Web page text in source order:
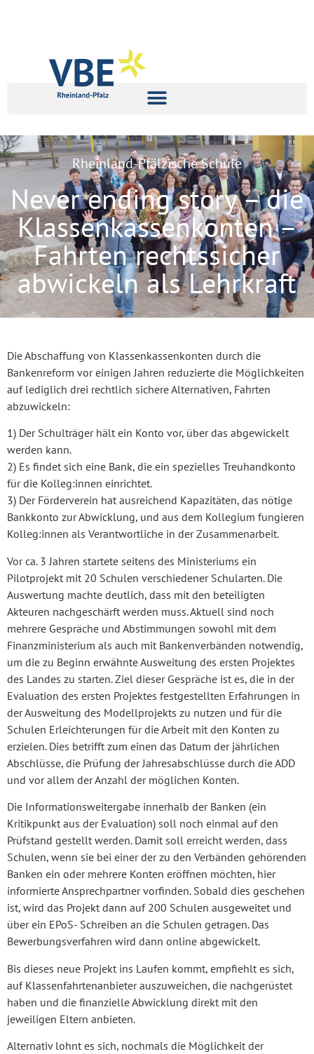
Rheinland-Pfälzische Schule
Never ending story – die
Klassenkassenkonten –
Fahrten rechtssicher
abwickeln als Lehrkraft
Die Abschaffung von Klassenkassenkonten durch die
Bankenreform vor einigen Jahren reduzierte die Möglichkeiten
auf lediglich drei rechtlich sichere Alternativen, Fahrten
abzuwickeln:
1) Der Schulträger hält ein Konto vor, über das abgewickelt
werden kann.
2) Es findet sich eine Bank, die ein spezielles Treuhandkonto
für die Kolleg:innen einrichtet.
3) Der Förderverein hat ausreichend Kapazitäten, das nötige
Bankkonto zur Abwicklung, und aus dem Kollegium fungieren
Kolleg:innen als Verantwortliche in der Zusammenarbeit.
Vor ca. 3 Jahren startete seitens des Ministeriums ein
Pilotprojekt mit 20 Schulen verschiedener Schularten. Die
Auswertung machte deutlich, dass mit den beteiligten
Akteuren nachgeschärft werden muss. Aktuell sind noch
mehrere Gespräche und Abstimmungen sowohl mit dem
Finanzministerium als auch mit Bankenverbänden notwendig,
um die zu Beginn erwähnte Ausweitung des ersten Projektes
des Landes zu starten. Ziel dieser Gespräche ist es, die in der
Evaluation des ersten Projektes festgestellten Erfahrungen in
der Ausweitung des Modellprojekts zu nutzen und für die
Schulen Erleichterungen für die Arbeit mit den Konten zu
erzielen. Dies betrifft zum einen das Datum der jährlichen
Abschlüsse, die Prüfung der Jahresabschlüsse durch die ADD
und vor allem der Anzahl der möglichen Konten.
Die Informationsweitergabe innerhalb der Banken (ein
Kritikpunkt aus der Evaluation) soll noch einmal auf den
Prüfstand gestellt werden. Damit soll erreicht werden, dass
Schulen, wenn sie bei einer der zu den Verbänden gehörenden
Banken ein oder mehrere Konten eröffnen möchten, hier
informierte Ansprechpartner vorfinden. Sobald dies geschehen
ist, wird das Projekt dann auf 200 Schulen ausgeweitet und
über ein EPoS- Schreiben an die Schulen getragen. Das
Bewerbungsverfahren wird dann online abgewickelt.
Bis dieses neue Projekt ins Laufen kommt, empfiehlt es sich,
auf Klassenfahrtenanbieter auszuweichen, die nachgerüstet
haben und die finanzielle Abwicklung direkt mit den
jeweiligen Eltern anbieten.
Alternativ lohnt es sich, nochmals die Möglichkeit der